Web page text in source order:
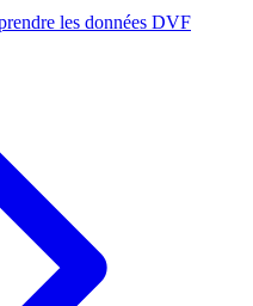
les données DVF